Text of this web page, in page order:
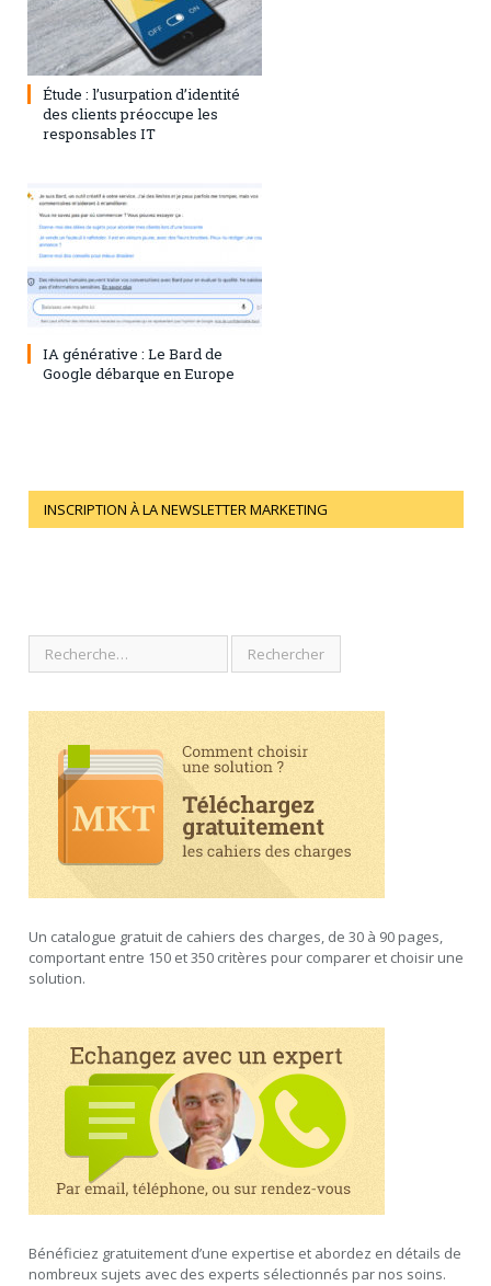
1 août 2023 0
Étude : l’usurpation d’identité
des clients préoccupe les
responsables IT
28 juillet 2023 0
IA générative : Le Bard de
Google débarque en Europe
INSCRIPTION À LA NEWSLETTER MARKETING
Un catalogue gratuit de cahiers des charges, de 30 à 90 pages,
comportant entre 150 et 350 critères pour comparer et choisir une
solution.
Bénéficiez gratuitement d’une expertise et abordez en détails de
nombreux sujets avec des experts sélectionnés par nos soins.